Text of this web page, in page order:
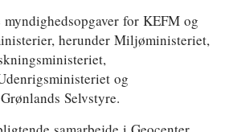
for KEFM og
herunder Miljøministeriet,
og
Selvstyre.